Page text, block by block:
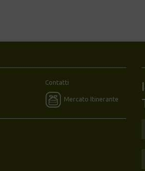
Contatti
Mercato Itinerante